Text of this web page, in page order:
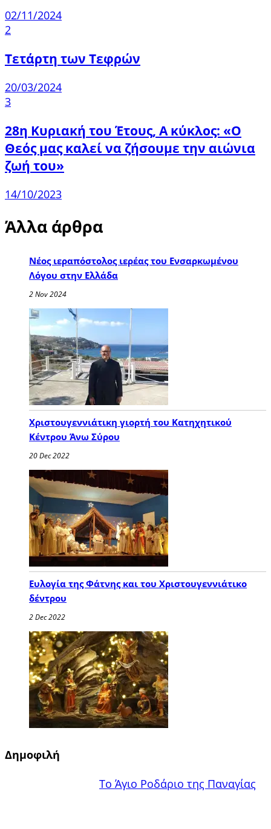
02/11/2024
2
Τετάρτη των Τεφρών
20/03/2024
3
28η Κυριακή του Έτους, Α κύκλος: «Ο
Θεός μας καλεί να ζήσουμε την αιώνια
ζωή του»
14/10/2023
Άλλα άρθρα
Νέος ιεραπόστολος ιερέας του Ενσαρκωμένου
Λόγου στην Ελλάδα
2 Nov 2024
Χριστουγεννιάτικη γιορτή του Κατηχητικού
Κέντρου Άνω Σύρου
20 Dec 2022
Ευλογία της Φάτνης και του Χριστουγεννιάτικο
δέντρου
2 Dec 2022
Δημοφιλή
Το Άγιο Ροδάριο της Παναγίας